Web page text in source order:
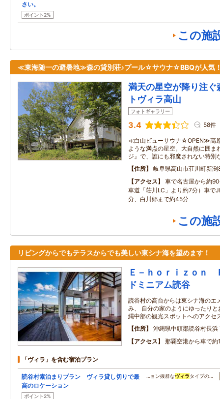
さい。
ポイント2%
この施
≪東海随一の避暑地≫森の貸別荘♪プール☆サウナ☆BBQが人気
満天の星空が降り注
トヴィラ高山
フォトギャラリー
3.4 58件
≪白山ビューサウナ☆OPEN≫高
ような満点の星空。大自然に囲ま
ジ』で、誰にも邪魔されない特別
住所
岐阜県高山市荘川町新
アクセス
車で名古屋から約
車道「荘川I.C」より約7分）車で
分、白川郷まで約45分
この施
リビングからでもテラスからでも美しい東シナ海を望めます！
Ｅ－ｈｏｒｉｚｏｎ
ドミニアム読谷
読谷村の高台からは東シナ海のエ
み、 自分の家のようにゆったり
縄中部の観光スポットへのアクセ
住所
沖縄県中頭郡読谷村長浜
アクセス
那覇空港から車で約
「ヴィラ」を含む宿泊プラン
読谷村素泊まりプラン ヴィラ貸し切りで最
高のロケーション
ポイント2%
…ョン抜群なヴィラタイプの…